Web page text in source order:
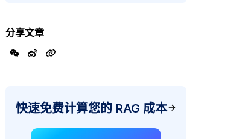
分享文章
快速免费计算您的 RAG 成本